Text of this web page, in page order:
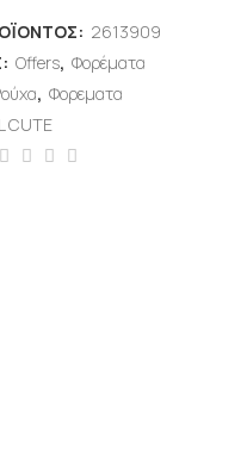
2613909
Offers, Φορέματα
, Φορεματα
CUTE